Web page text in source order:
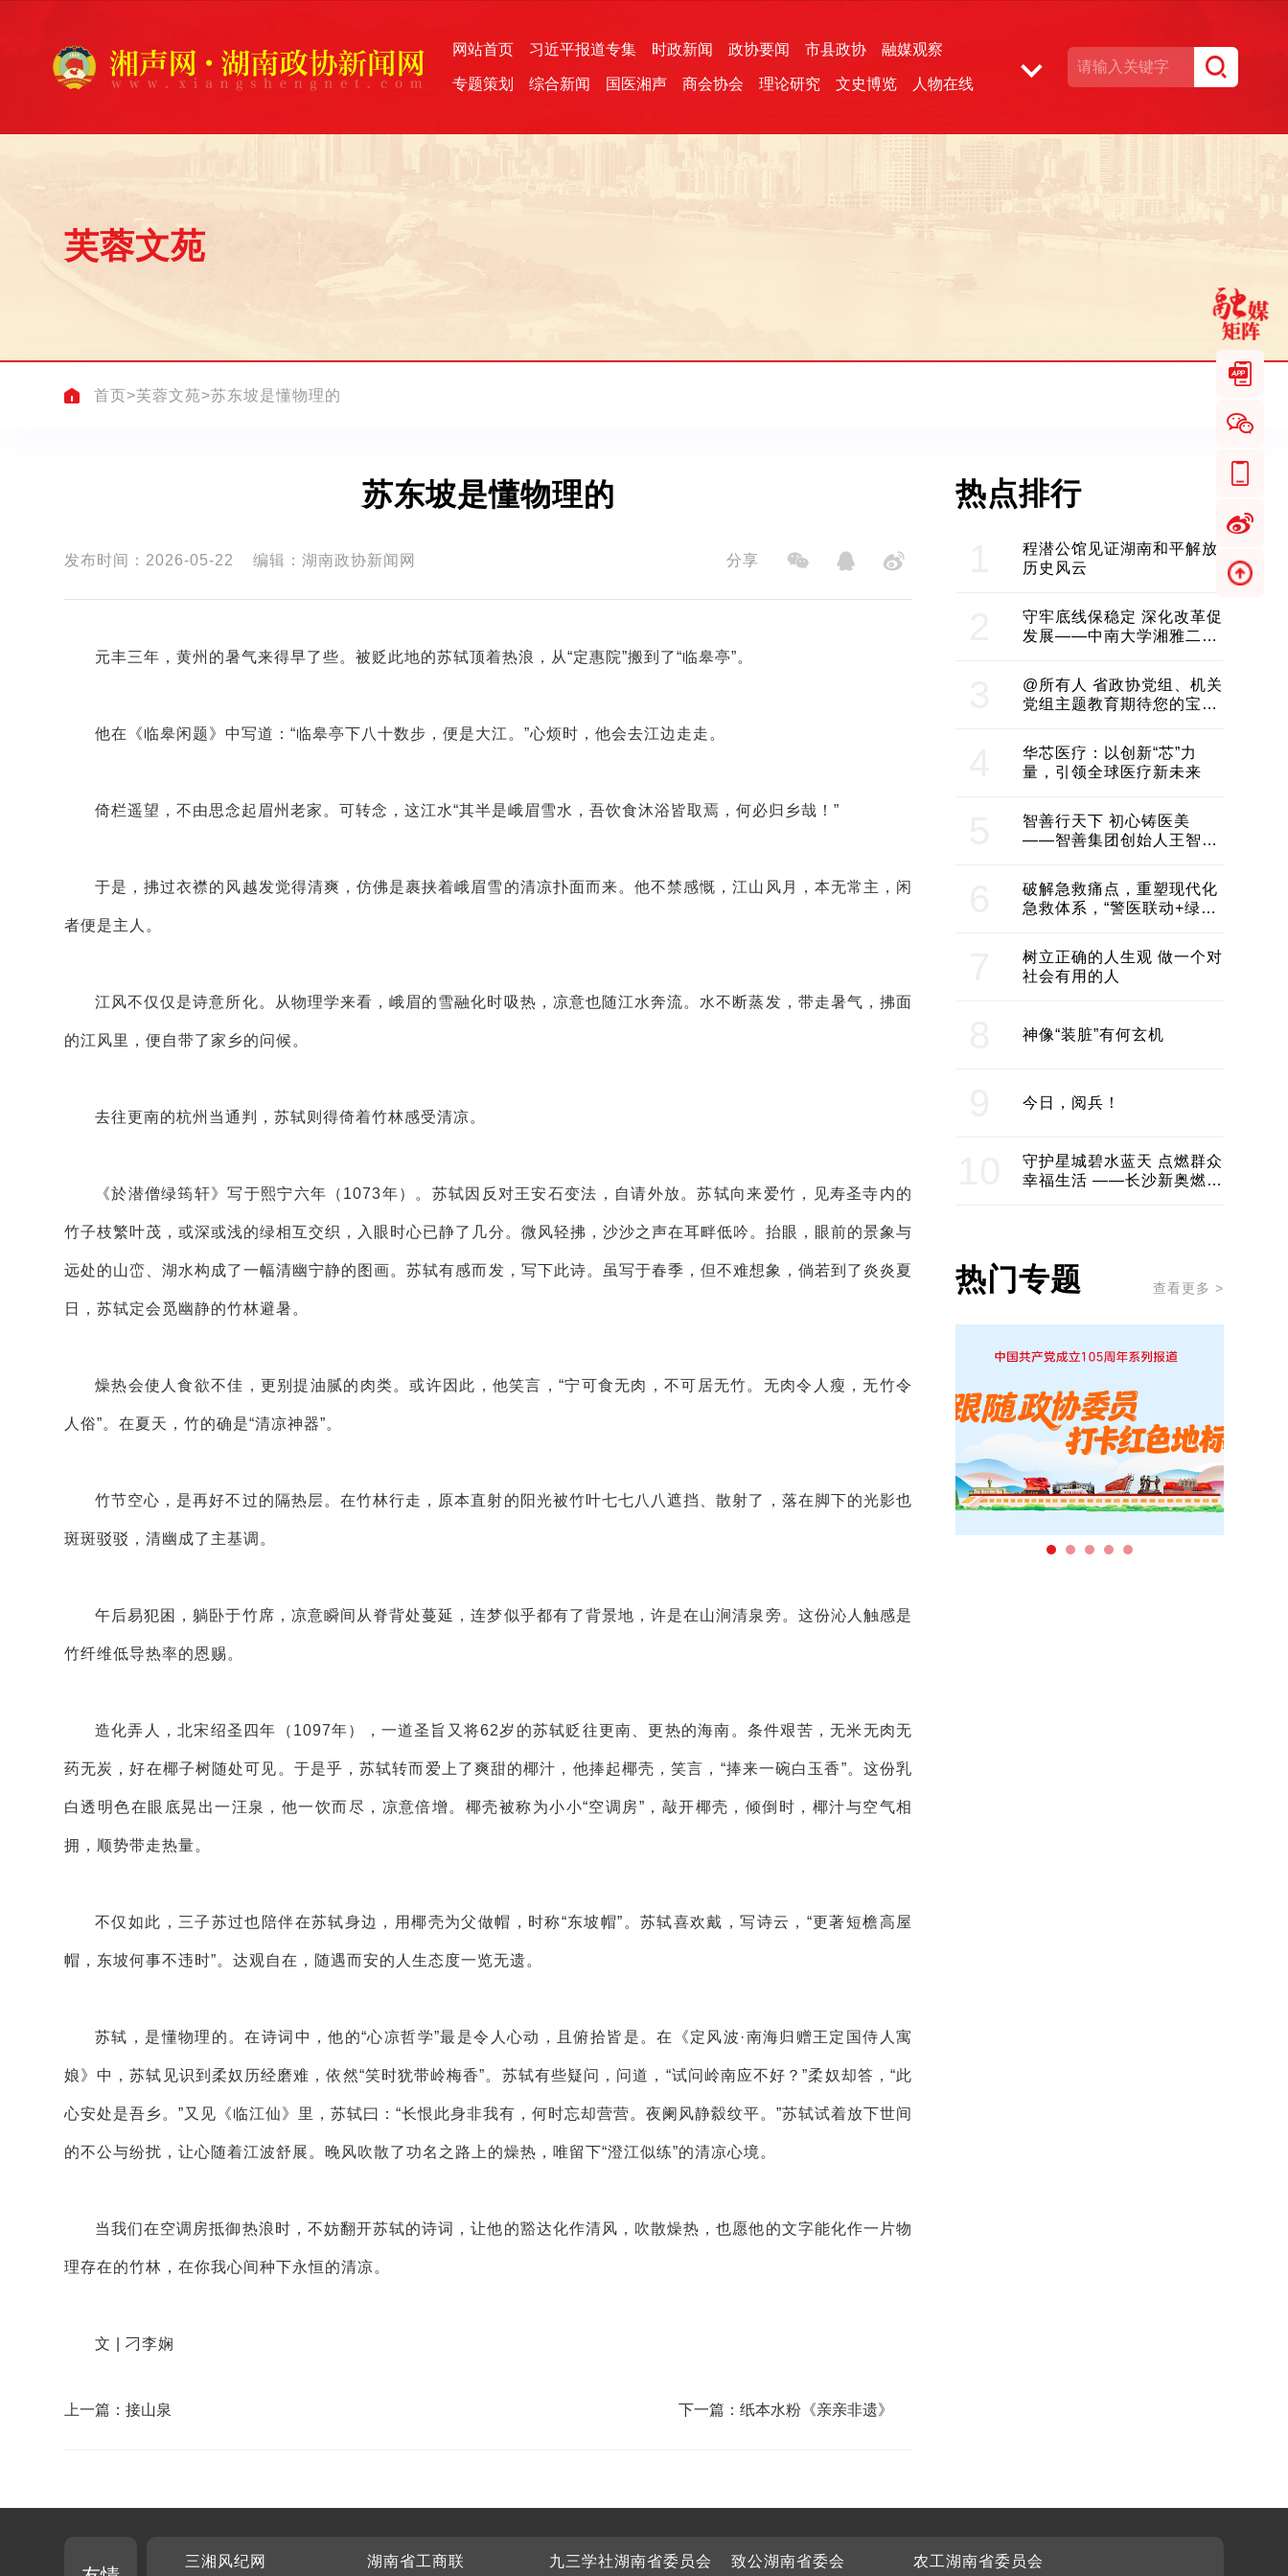
网站首页 习近平报道专集 时政新闻 政协要闻 市县政协 融媒观察
专题策划 综合新闻 国医湘声 商会协会 理论研究 文史博览 人物在线
芙蓉文苑
首页>芙蓉文苑>苏东坡是懂物理的
苏东坡是懂物理的
发布时间：2026-05-22 编辑：湖南政协新闻网 分享
元丰三年，黄州的暑气来得早了些。被贬此地的苏轼顶着热浪，从“定惠院”搬到了“临皋亭”。
他在《临皋闲题》中写道：“临皋亭下八十数步，便是大江。”心烦时，他会去江边走走。
倚栏遥望，不由思念起眉州老家。可转念，这江水“其半是峨眉雪水，吾饮食沐浴皆取焉，何必归乡哉！”
于是，拂过衣襟的风越发觉得清爽，仿佛是裹挟着峨眉雪的清凉扑面而来。他不禁感慨，江山风月，本无常主，闲
者便是主人。
江风不仅仅是诗意所化。从物理学来看，峨眉的雪融化时吸热，凉意也随江水奔流。水不断蒸发，带走暑气，拂面
的江风里，便自带了家乡的问候。
去往更南的杭州当通判，苏轼则得倚着竹林感受清凉。
《於潜僧绿筠轩》写于熙宁六年（1073年）。苏轼因反对王安石变法，自请外放。苏轼向来爱竹，见寿圣寺内的
竹子枝繁叶茂，或深或浅的绿相互交织，入眼时心已静了几分。微风轻拂，沙沙之声在耳畔低吟。抬眼，眼前的景象与
远处的山峦、湖水构成了一幅清幽宁静的图画。苏轼有感而发，写下此诗。虽写于春季，但不难想象，倘若到了炎炎夏
日，苏轼定会觅幽静的竹林避暑。
燥热会使人食欲不佳，更别提油腻的肉类。或许因此，他笑言，“宁可食无肉，不可居无竹。无肉令人瘦，无竹令
人俗”。在夏天，竹的确是“清凉神器”。
竹节空心，是再好不过的隔热层。在竹林行走，原本直射的阳光被竹叶七七八八遮挡、散射了，落在脚下的光影也
斑斑驳驳，清幽成了主基调。
午后易犯困，躺卧于竹席，凉意瞬间从脊背处蔓延，连梦似乎都有了背景地，许是在山涧清泉旁。这份沁人触感是
竹纤维低导热率的恩赐。
造化弄人，北宋绍圣四年（1097年），一道圣旨又将62岁的苏轼贬往更南、更热的海南。条件艰苦，无米无肉无
药无炭，好在椰子树随处可见。于是乎，苏轼转而爱上了爽甜的椰汁，他捧起椰壳，笑言，“捧来一碗白玉香”。这份乳
白透明色在眼底晃出一汪泉，他一饮而尽，凉意倍增。椰壳被称为小小“空调房”，敲开椰壳，倾倒时，椰汁与空气相
拥，顺势带走热量。
不仅如此，三子苏过也陪伴在苏轼身边，用椰壳为父做帽，时称“东坡帽”。苏轼喜欢戴，写诗云，“更著短檐高屋
帽，东坡何事不违时”。达观自在，随遇而安的人生态度一览无遗。
苏轼，是懂物理的。在诗词中，他的“心凉哲学”最是令人心动，且俯拾皆是。在《定风波·南海归赠王定国侍人寓
娘》中，苏轼见识到柔奴历经磨难，依然“笑时犹带岭梅香”。苏轼有些疑问，问道，“试问岭南应不好？”柔奴却答，“此
心安处是吾乡。”又见《临江仙》里，苏轼曰：“长恨此身非我有，何时忘却营营。夜阑风静縠纹平。”苏轼试着放下世间
的不公与纷扰，让心随着江波舒展。晚风吹散了功名之路上的燥热，唯留下“澄江似练”的清凉心境。
当我们在空调房抵御热浪时，不妨翻开苏轼的诗词，让他的豁达化作清风，吹散燥热，也愿他的文字能化作一片物
理存在的竹林，在你我心间种下永恒的清凉。
文 | 刁李娴
上一篇：接山泉 下一篇：纸本水粉《亲亲非遗》
热点排行
程潜公馆见证湖南和平解放
历史风云
守牢底线保稳定 深化改革促
发展——中南大学湘雅二医
@所有人 省政协党组、机关
党组主题教育期待您的宝贵
华芯医疗：以创新“芯”力
量，引领全球医疗新未来
智善行天下 初心铸医美
——智善集团创始人王智带
建医美产业良性生态圈
破解急救痛点，重塑现代化
急救体系，“警医联动+绿波
树立正确的人生观 做一个对
社会有用的人
神像“装脏”有何玄机
今日，阅兵！
守护星城碧水蓝天 点燃群众
幸福生活 ——长沙新奥燃气
热门专题 查看更多 >
三湘风纪网 湖南省工商联 九三学社湖南省委员会 致公湖南省委会
农工湖南省委员会